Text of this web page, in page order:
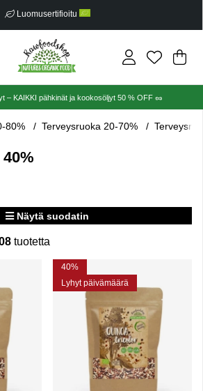
Ilmainen toimitus alkaen €30
.
– KAIKKI pähkinät ja kookosöljyt 50 % OFF 🥜
80% Terveysruoka 20-70%
Näytä suodatin
tuotetta
40%
Lyhyt päivämäärä